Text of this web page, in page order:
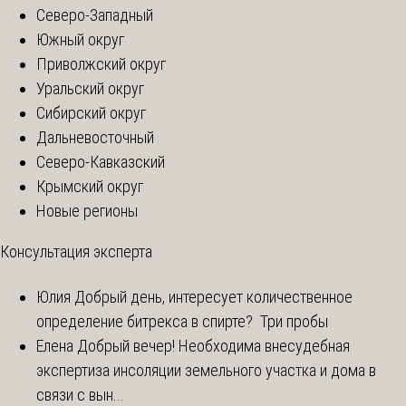
Северо-Западный
Южный округ
Приволжский округ
Уральский округ
Сибирский округ
Дальневосточный
Северо-Кавказский
Крымский округ
Новые регионы
Консультация эксперта
Юлия Добрый день, интересует количественное
определение битрекса в спирте? Три пробы
Елена Добрый вечер! Необходима внесудебная
экспертиза инсоляции земельного участка и дома в
связи с вын...